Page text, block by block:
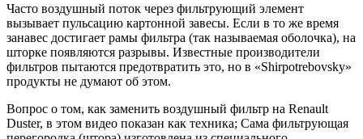
Часто воздушный поток через фильтрующий элемент
вызывает пульсацию картонной завесы. Если в то же время
занавес достигает рамы фильтра (так называемая оболочка), на
шторке появляются разрывы. Известные производители
фильтров пытаются предотвратить это, но в «Shirpotrebovsky»
продукты не думают об этом.
Вопрос о том, как заменить воздушный фильтр на Renault
Duster, в этом видео показан как техника; Сама фильтрующая